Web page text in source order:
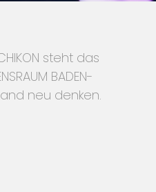
steht das
BADEN-
neu denken.